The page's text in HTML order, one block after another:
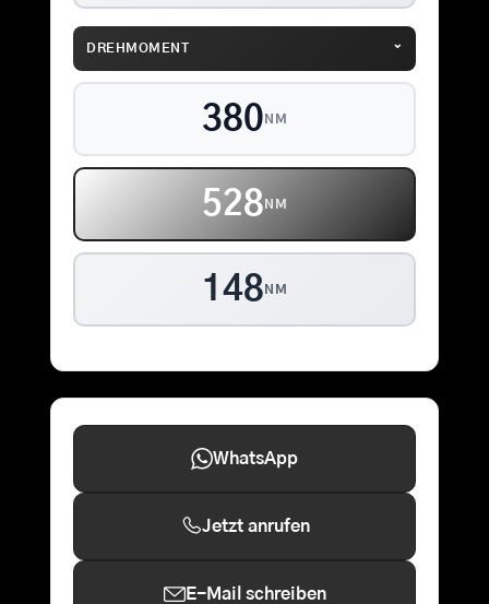
DREHMOMENT ⌄
380 NM
528 NM
148 NM
WhatsApp
Jetzt anrufen
E-Mail schreiben